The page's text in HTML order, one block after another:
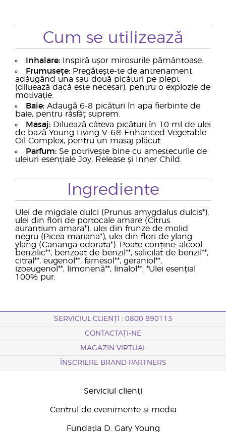
Cum se utilizează
Inhalare: Inspiră ușor mirosurile pământoase.
Frumusețe: Pregătește-te de antrenament
adăugând una sau două picături pe piept
(diluează dacă este necesar), pentru o explozie de
motivație.
Baie: Adaugă 6-8 picături în apa fierbinte de
baie, pentru răsfăț suprem.
Masaj: Diluează câteva picături în 10 ml de ulei
de bază Young Living V-6® Enhanced Vegetable
Oil Complex, pentru un masaj plăcut.
Parfum: Se potrivește bine cu amestecurile de
uleiuri esențiale Joy, Release și Inner Child.
Ingrediente
Ulei de migdale dulci (Prunus amygdalus dulcis*),
ulei din flori de portocale amare (Citrus
aurantium amara*), ulei din frunze de molid
negru (Picea mariana*), ulei din flori de ylang
ylang (Cananga odorata*). Poate conține: alcool
benzilic**, benzoat de benzil**, salicilat de benzil**,
citral**, eugenol**, farnesol**, geraniol**,
izoeugenol**, limonenă**, linalol**. *Ulei esențial
100% pur.
SERVICIUL CLIENȚI : 0800 890113
CONTACTAȚI-NE
MAGAZIN VIRTUAL
ÎNSCRIERE BRAND PARTNERS
Serviciul clienți
Centrul de evenimente și media
Fundația D. Gary Young